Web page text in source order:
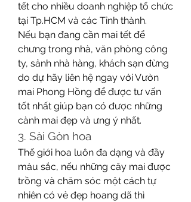
tết cho nhiều doanh nghiệp tổ chức
tại Tp.HCM và các Tỉnh thành.
Nếu bạn đang cần mai tết để
chưng trong nhà, văn phòng công
ty, sảnh nhà hàng, khách sạn đừng
do dự hãy liên hệ ngay với Vườn
mai Phong Hồng để được tư vấn
tốt nhất giúp bạn có được những
cành mai đẹp và ưng ý nhất.
3. Sài Gòn hoa
Thế giới hoa luôn đa dạng và đầy
màu sắc, nếu những cây mai được
trồng và chăm sóc một cách tự
nhiên có vẻ đẹp hoang dã thì